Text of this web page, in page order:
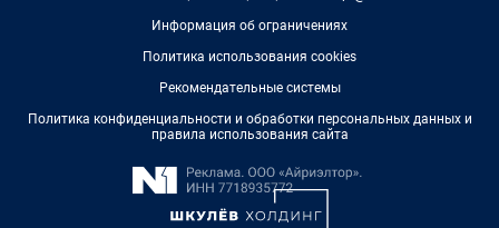
Информация об ограничениях
Политика использования cookies
Рекомендательные системы
Политика конфиденциальности и обработки персональных данных и
правила использования сайта